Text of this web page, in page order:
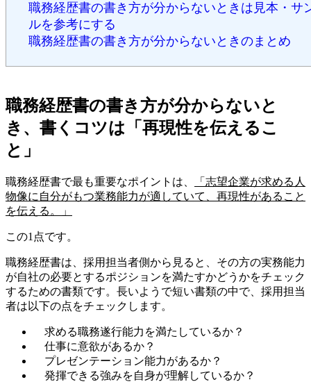
職務経歴書の書き方が分からないときは見本・サ
ルを参考にする
職務経歴書の書き方が分からないときのまとめ
職務経歴書の書き方が分からないと
き、書くコツは「再現性を伝えるこ
と」
職務経歴書で最も重要なポイントは、
「志望企業が求める人
物像に自分がもつ業務能力が適していて、再現性があること
を伝える。」
この1点です。
職務経歴書は、採用担当者側から見ると、その方の実務能力
が自社の必要とするポジションを満たすかどうかをチェック
するための書類です。長いようで短い書類の中で、採用担当
者は以下の点をチェックします。
求める職務遂行能力を満たしているか？
仕事に意欲があるか？
プレゼンテーション能力があるか？
発揮できる強みを自身が理解しているか？